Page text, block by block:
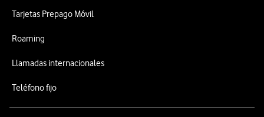
Tarjetas Prepago Móvil
Roaming
Llamadas internacionales
Teléfono fijo